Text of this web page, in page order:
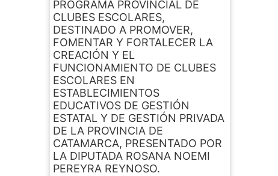
PROGRAMA PROVINCIAL DE
CLUBES ESCOLARES,
DESTINADO A PROMOVER,
FOMENTAR Y FORTALECER LA
CREACIÓN Y EL
FUNCIONAMIENTO DE CLUBES
ESCOLARES EN
ESTABLECIMIENTOS
EDUCATIVOS DE GESTIÓN
ESTATAL Y DE GESTIÓN PRIVADA
DE LA PROVINCIA DE
CATAMARCA, PRESENTADO POR
LA DIPUTADA ROSANA NOEMI
PEREYRA REYNOSO.